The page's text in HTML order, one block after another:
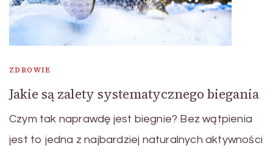
ZDROWIE
Jakie są zalety systematycznego biegania
Czym tak naprawdę jest biegnie? Bez wątpienia
jest to jedna z najbardziej naturalnych aktywności